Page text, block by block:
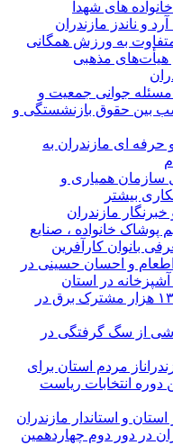
های شهدا
و ناندز مازندران
متفاوت به ورزش همگانی
هیأت‌های مذهبی
جوانی جمعیت و
بین حقوق بازنشستگی و
حرفه ای مازندران به
سازمان همیاری و
بیشتر
مازندران
خانواده ، صنایع
بانوان کارآفرین
اطعام و احسان حسینی در
پرداخت پاداش صرفه جویی به ۱۳۴ هزار مشترک برق در
ناشی از سگ گرفتگی در
مردم استان برای
انتخابات ریاست
و استاندار مازندران
در دور دوم چهاردهمین